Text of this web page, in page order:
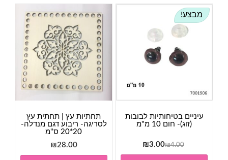
מבצע!
עיניים בטיחותיות לבובות
(זוג)- חום 10 מ"מ
₪4.00
המחיר
המקורי
₪3.00
הנוכחי
תחתיות עץ | תחתית עץ
לסריגה- ריבוע דגם מנדלה-
20*20 ס"מ
₪28.00